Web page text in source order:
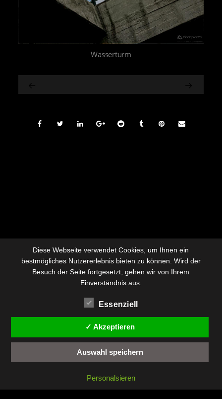
Wasserturm
Diese Webseite verwendet Cookies, um Ihnen ein
bestmögliches Nutzererlebnis bieten zu können. Wird der
Besuch der Seite fortgesetzt, gehen wir von Ihrem
Einverständnis aus.
Essenziell
✓ Akzeptieren
Auswahl speichern
Personalsieren